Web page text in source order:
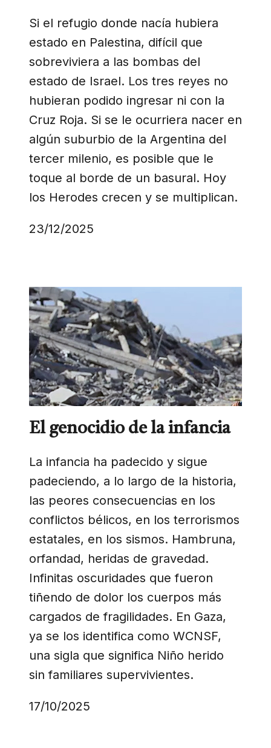
Si el refugio donde nacía hubiera
estado en Palestina, difícil que
sobreviviera a las bombas del
estado de Israel. Los tres reyes no
hubieran podido ingresar ni con la
Cruz Roja. Si se le ocurriera nacer en
algún suburbio de la Argentina del
tercer milenio, es posible que le
toque al borde de un basural. Hoy
los Herodes crecen y se multiplican.
23/12/2025
El genocidio de la infancia
La infancia ha padecido y sigue
padeciendo, a lo largo de la historia,
las peores consecuencias en los
conflictos bélicos, en los terrorismos
estatales, en los sismos. Hambruna,
orfandad, heridas de gravedad.
Infinitas oscuridades que fueron
tiñendo de dolor los cuerpos más
cargados de fragilidades. En Gaza,
ya se los identifica como WCNSF,
una sigla que significa Niño herido
sin familiares supervivientes.
17/10/2025